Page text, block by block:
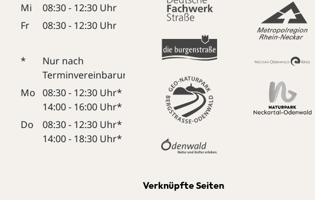
Mi
08:30 - 12:30 Uhr
Fr
08:30 - 12:30 Uhr
*
Nur nach
Terminvereinbarung:
Mo
08:30 - 12:30 Uhr*
14:00 - 16:00 Uhr*
Do
08:30 - 12:30 Uhr*
14:00 - 18:30 Uhr*
Verknüpfte Seiten